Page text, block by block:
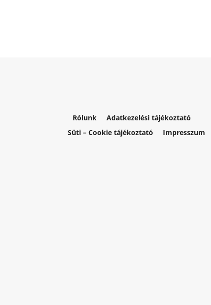
Rólunk
Adatkezelési tájékoztató
Süti – Cookie tájékoztató
Impresszum